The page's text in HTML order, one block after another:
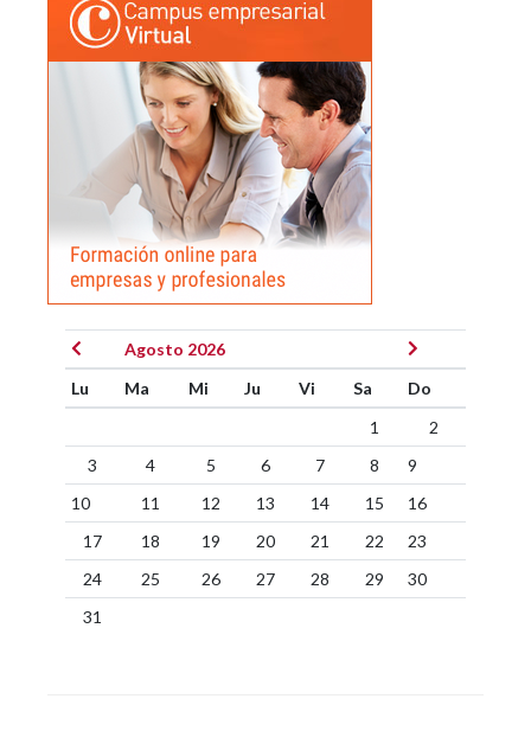
Agosto 2026
Lu
Ma Mi Ju Vi Sa
Do
1
2
3
4 5 6 7 8
9
10
11 12 13 14 15
16
17
18 19 20 21 22
23
24
25 26 27 28 29
30
31